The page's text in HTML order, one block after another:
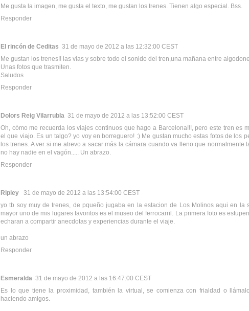
Me gusta la imagen, me gusta el texto, me gustan los trenes. Tienen algo especial. Bss.
Responder
El rincón de Ceditas 31 de mayo de 2012 a las 12:32:00 CEST
Me gustan los trenes!! las vias y sobre todo el sonido del tren,una mañana entre
Unas fotos que trasmiten.
Saludos
Responder
Dolors Reig Vilarrubla 31 de mayo de 2012 a las 13:52:00 CEST
Oh, cómo me recuerda los viajes continuos que hago a Barcelona!!!, pero este tren es
el que viajo. Es un talgo? yo voy en borreguero! :) Me gustan mucho estas fotos de los
los trenes. A ver si me atrevo a sacar más la cámara cuando va lleno que normalmente
no hay nadie en el vagón..... Un abrazo.
Responder
Ripley
31 de mayo de 2012 a las 13:54:00 CEST
yo tb soy muy de trenes, de pqueño jugaba en la estacion de Los Molinos aqui en la
mayor uno de mis lugares favoritos es el museo del ferrocarril. La primera foto es
echaran a compartir anecdotas y experiencias durante el viaje.
un abrazo
Responder
Esmeralda 31 de mayo de 2012 a las 16:47:00 CEST
Es lo que tiene la proximidad, también la virtual, se comienza con frialdad o
haciendo amigos.